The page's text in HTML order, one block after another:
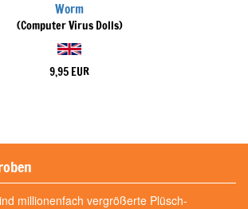
Worm
(Computer Virus Dolls)
9,95 EUR
millionenfach vergrößerte Plüsch-